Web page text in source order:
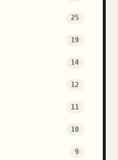
25
19
14
12
11
10
9